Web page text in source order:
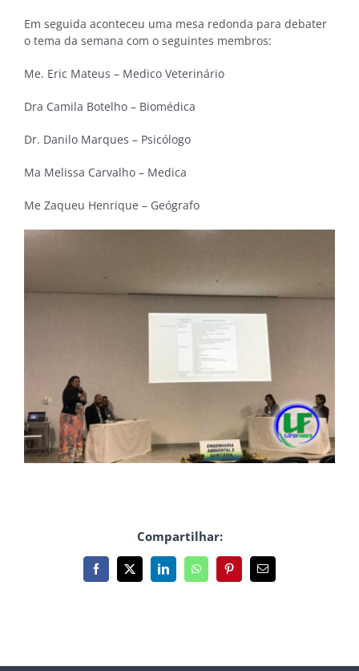
Em seguida aconteceu uma mesa redonda para debater
o tema da semana com o seguintes membros:
Me. Eric Mateus – Medico Veterinário
Dra Camila Botelho – Biomédica
Dr. Danilo Marques – Psicólogo
Ma Melissa Carvalho – Medica
Me Zaqueu Henrique – Geógrafo
Compartilhar:
Facebook
X LinkedInWhatsAppPinterest
E-
mail